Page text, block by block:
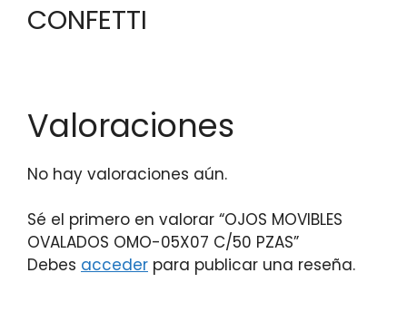
CONFETTI
Valoraciones
No hay valoraciones aún.
Sé el primero en valorar “OJOS MOVIBLES
OVALADOS OMO-05X07 C/50 PZAS”
Debes acceder para publicar una reseña.